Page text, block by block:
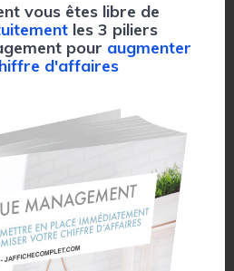
lu cet
vous êtes libre de
les 3 piliers
pour augmenter
d'affaires